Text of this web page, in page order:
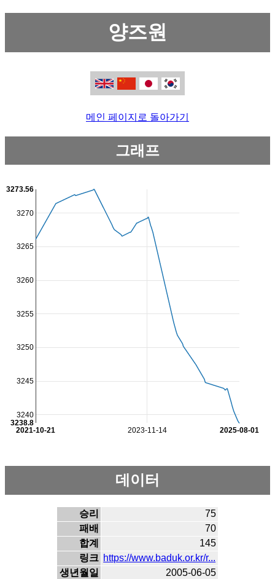
양즈원
메인 페이지로 돌아가기
그래프
2023-11-14
2021-10-21 2025-08-01
3240
3245
3250
3255
3260
3265
3270
3238.8
3273.56
데이터
승리
75
패배
70
합계
145
링크 https://www.baduk.or.kr/r...
생년월일
2005-06-05